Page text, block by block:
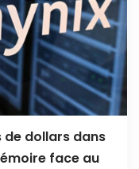
de dollars dans
face au